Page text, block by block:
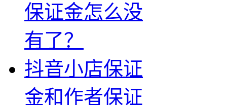
保证金怎么没
有了？
抖音小店保证
金和作者保证